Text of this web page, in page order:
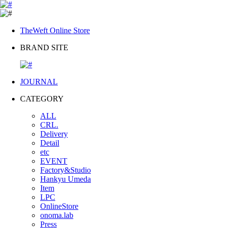
TheWeft Online Store
BRAND SITE
JOURNAL
CATEGORY
ALL
CRL.
Delivery
Detail
etc
EVENT
Factory&Studio
Hankyu Umeda
Item
LPC
OnlineStore
onoma.lab
Press